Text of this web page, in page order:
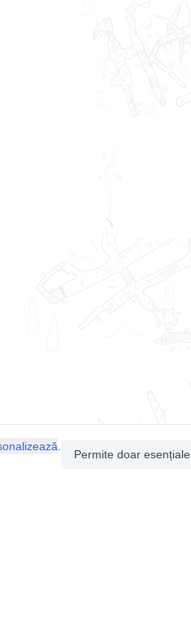
Permite doar esențiale